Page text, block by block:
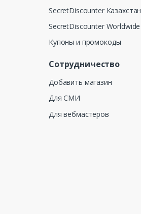
SecretDiscounter Казахстан
SecretDiscounter Worldwide
Купоны и промокоды
Сотрудничество
Добавить магазин
Для СМИ
Для вебмастеров